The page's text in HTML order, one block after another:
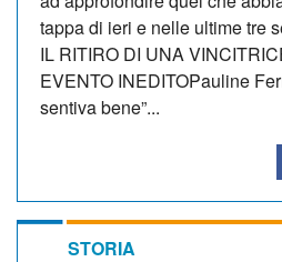
tappa di ieri e nelle ultime tre
IL RITIRO DI UNA
EVENTO INEDITOPauline
sentiva bene”...
STORIA